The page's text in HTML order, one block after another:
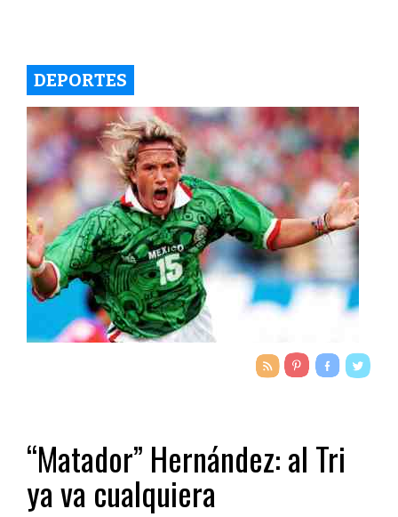
DEPORTES
“Matador” Hernández: al Tri
ya va cualquiera